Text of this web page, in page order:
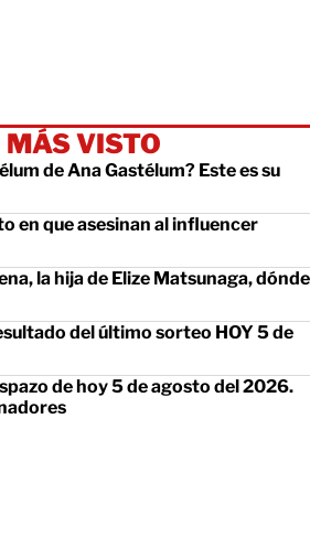
MÁS VISTO
de Ana Gastélum? Este es su
en que asesinan al influencer
la hija de Elize Matsunaga, dónde
del último sorteo HOY 5 de
de hoy 5 de agosto del 2026.